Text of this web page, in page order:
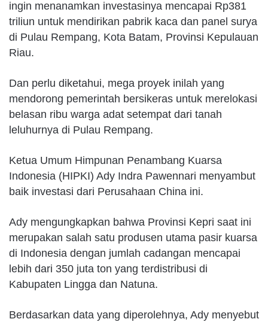
ingin menanamkan investasinya mencapai Rp381
triliun untuk mendirikan pabrik kaca dan panel surya
di Pulau Rempang, Kota Batam, Provinsi Kepulauan
Riau.
Dan perlu diketahui, mega proyek inilah yang
mendorong pemerintah bersikeras untuk merelokasi
belasan ribu warga adat setempat dari tanah
leluhurnya di Pulau Rempang.
Ketua Umum Himpunan Penambang Kuarsa
Indonesia (HIPKI) Ady Indra Pawennari menyambut
baik investasi dari Perusahaan China ini.
Ady mengungkapkan bahwa Provinsi Kepri saat ini
merupakan salah satu produsen utama pasir kuarsa
di Indonesia dengan jumlah cadangan mencapai
lebih dari 350 juta ton yang terdistribusi di
Kabupaten Lingga dan Natuna.
Berdasarkan data yang diperolehnya, Ady menyebut